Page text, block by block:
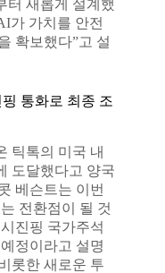
터 새롭게 설계했
가 가치를 안전
확보했다”고 설
통화로 최종 조
틱톡의 미국 내
도달했다고 양국
베슨트는 이번
전환점이 될 것
진핑 국가주석
정이라고 설명
롯한 새로운 투